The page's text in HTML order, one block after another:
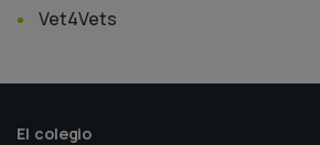
Vet4Vets
El colegio